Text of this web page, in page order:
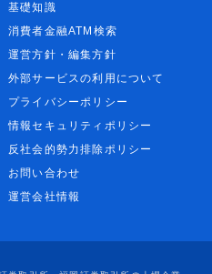
基礎知識
消費者金融ATM検索
運営方針・編集方針
外部サービスの利用について
プライバシーポリシー
情報セキュリティポリシー
反社会的勢力排除ポリシー
お問い合わせ
運営会社情報